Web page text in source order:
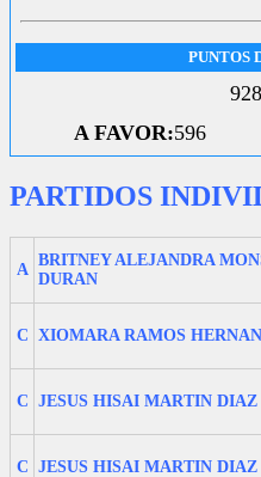
PUNTOS
928
A FAVOR:596
PARTIDOS
A
BRITNEY ALEJANDRA
DURAN
C XIOMARA RAMOS
C JESUS HISAI MARTIN DIAZ
C JESUS HISAI MARTIN DIAZ